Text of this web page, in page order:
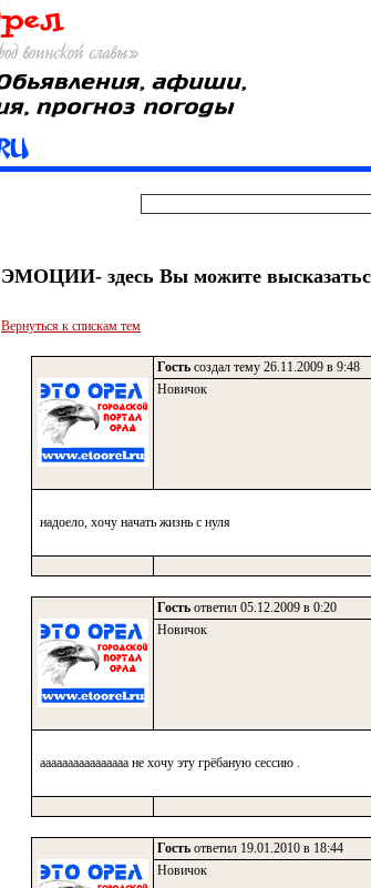
ЭМОЦИИ- здесь Вы можите
Вернуться к спискам тем
Гость создал тему 26.11.2009 в 9:48
Новичок
надоело, хочу начать жизнь с нуля
Гость ответил 05.12.2009 в 0:20
Новичок
аааааааааааааааа не хочу эту грёбаную сессию .
Гость ответил 19.01.2010 в 18:44
Новичок